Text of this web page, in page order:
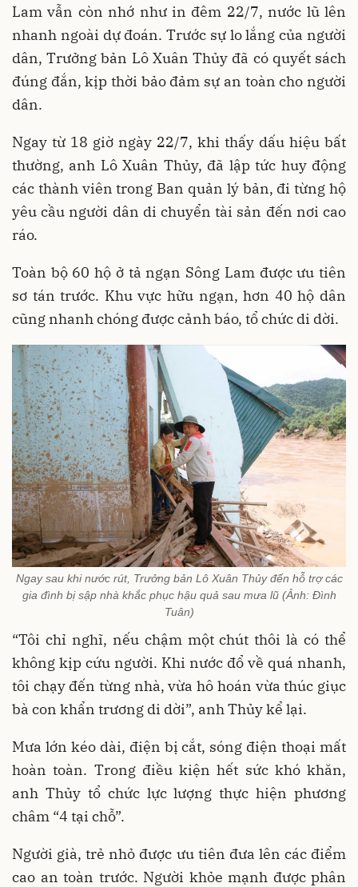
Lam vẫn còn nhớ như in đêm 22/7, nước lũ lên
nhanh ngoài dự đoán. Trước sự lo lắng của người
dân, Trưởng bản Lô Xuân Thủy đã có quyết sách
đúng đắn, kịp thời bảo đảm sự an toàn cho người
dân.
Ngay từ 18 giờ ngày 22/7, khi thấy dấu hiệu bất
thường, anh Lô Xuân Thủy, đã lập tức huy động
các thành viên trong Ban quản lý bản, đi từng hộ
yêu cầu người dân di chuyển tài sản đến nơi cao
ráo.
Toàn bộ 60 hộ ở tả ngạn Sông Lam được ưu tiên
sơ tán trước. Khu vực hữu ngạn, hơn 40 hộ dân
cũng nhanh chóng được cảnh báo, tổ chức di dời.
Ngay sau khi nước rút, Trưởng bản Lô Xuân Thủy đến hỗ trợ các
gia đình bị sập nhà khắc phục hậu quả sau mưa lũ (Ảnh: Đình
Tuân)
“Tôi chỉ nghĩ, nếu chậm một chút thôi là có thể
không kịp cứu người. Khi nước đổ về quá nhanh,
tôi chạy đến từng nhà, vừa hô hoán vừa thúc giục
bà con khẩn trương di dời”, anh Thủy kể lại.
Mưa lớn kéo dài, điện bị cắt, sóng điện thoại mất
hoàn toàn. Trong điều kiện hết sức khó khăn,
anh Thủy tổ chức lực lượng thực hiện phương
châm “4 tại chỗ”.
Người già, trẻ nhỏ được ưu tiên đưa lên các điểm
cao an toàn trước. Người khỏe mạnh được phân